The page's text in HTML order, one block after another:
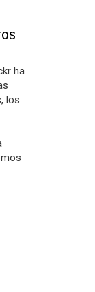
ha
los